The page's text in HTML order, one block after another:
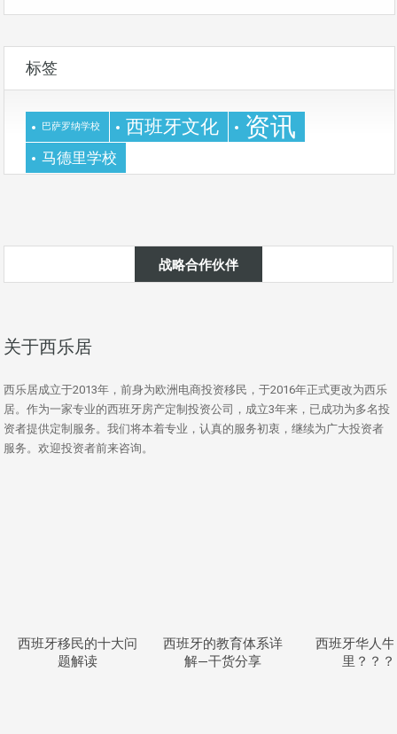
标签
巴萨罗纳学校 西班牙文化 资讯
马德里学校
战略合作伙伴
关于西乐居
西乐居成立于2013年，前身为欧洲电商投资移民，于2016年正式更改为西乐
居。作为一家专业的西班牙房产定制投资公司，成立3年来，已成功为多名投
资者提供定制服务。我们将本着专业，认真的服务初衷，继续为广大投资者
服务。欢迎投资者前来咨询。
西班牙移民的十大问
题解读
西班牙的教育体系详
解—干货分享
西班牙华人
里？？？